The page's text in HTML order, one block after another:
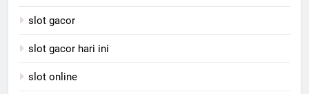
slot gacor
slot gacor hari ini
slot online